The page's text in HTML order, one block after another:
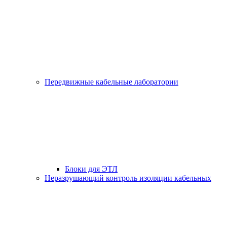
Передвижные кабельные лаборатории
Блоки для ЭТЛ
Неразрушающий контроль изоляции кабельных